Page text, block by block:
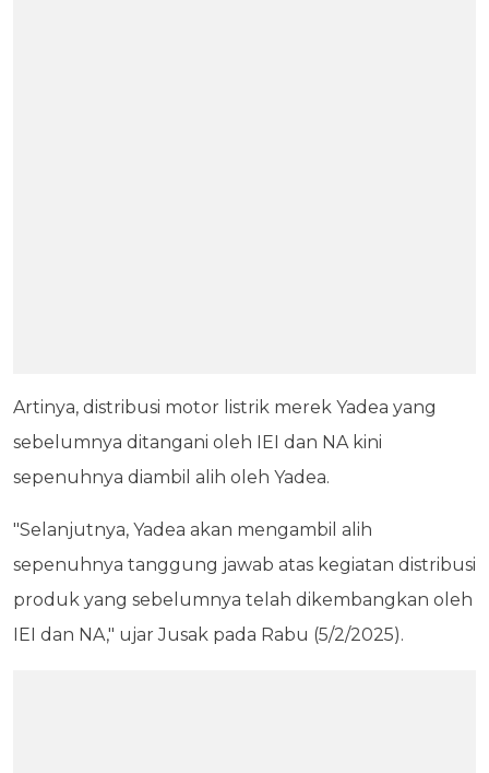
Artinya, distribusi motor listrik merek Yadea yang
sebelumnya ditangani oleh IEI dan NA kini
sepenuhnya diambil alih oleh Yadea.
"Selanjutnya, Yadea akan mengambil alih
sepenuhnya tanggung jawab atas kegiatan distribusi
produk yang sebelumnya telah dikembangkan oleh
IEI dan NA," ujar Jusak pada Rabu (5/2/2025).